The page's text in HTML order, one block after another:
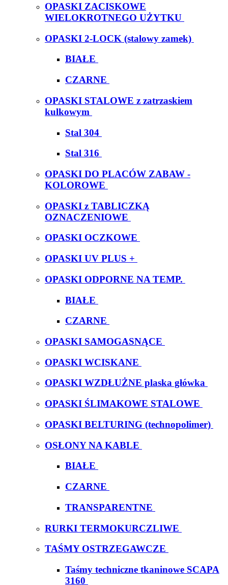
OPASKI ZACISKOWE
WIELOKROTNEGO UŻYTKU
OPASKI 2-LOCK (stalowy zamek)
BIAŁE
CZARNE
OPASKI STALOWE z zatrzaskiem
kulkowym
Stal 304
Stal 316
OPASKI DO PLACÓW ZABAW -
KOLOROWE
OPASKI z TABLICZKĄ
OZNACZENIOWE
OPASKI OCZKOWE
OPASKI UV PLUS +
OPASKI ODPORNE NA TEMP.
BIAŁE
CZARNE
OPASKI SAMOGASNĄCE
OPASKI WCISKANE
OPASKI WZDŁUŻNE plaska główka
OPASKI ŚLIMAKOWE STALOWE
OPASKI BELTURING (technopolimer)
OSŁONY NA KABLE
BIAŁE
CZARNE
TRANSPARENTNE
RURKI TERMOKURCZLIWE
TAŚMY OSTRZEGAWCZE
Taśmy techniczne tkaninowe SCAPA
3160